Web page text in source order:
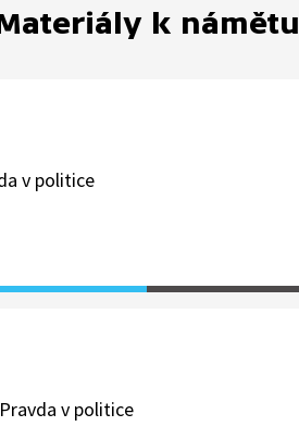
k námětu
v politice
v politice